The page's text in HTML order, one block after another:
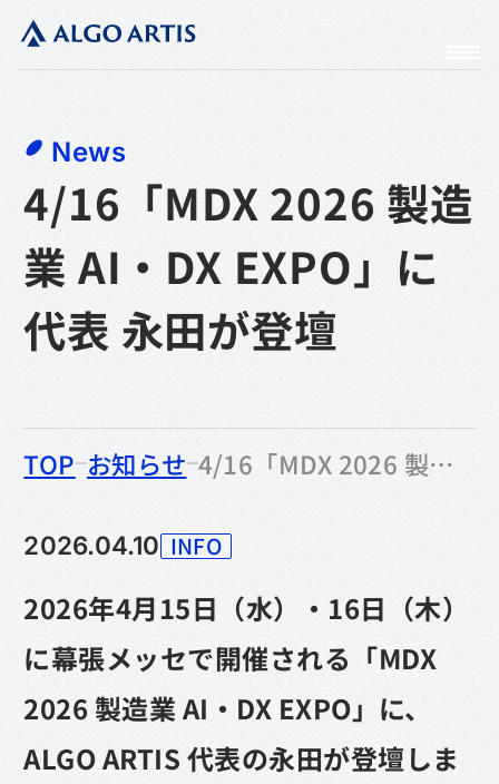
News
4/16「MDX 2026 製造
業 AI・DX EXPO」に
代表 永田が登壇
TOP お知らせのなかの 4/16「MDX 2026 製造業 AI・DX EXPO」に代表 永田が登壇
2026.04.10
カテゴリー
INFO
2026年4月15日（水）・16日（木）
に幕張メッセで開催される「MDX
2026 製造業 AI・DX EXPO」に、
ALGO ARTIS 代表の永田が登壇しま